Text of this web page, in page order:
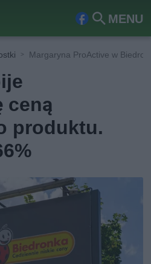
MENU
Fa
ook
Szu
kaj
Margaryna ProActive w
ceną
produktu.